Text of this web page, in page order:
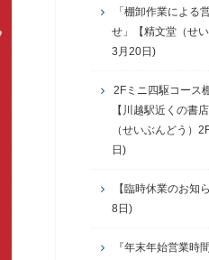
「棚卸作業による
せ」【精文堂（せ
3月20日)
2Fミニ四駆コース
【川越駅近くの書
（せいぶんどう）
日)
【臨時休業のお知
8日)
『年末年始営業時